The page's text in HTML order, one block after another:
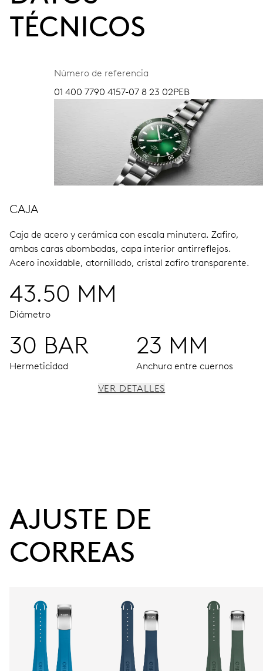
TÉCNICOS
Número de referencia
01 400 7790 4157-07 8 23 02PEB
CAJA
Caja de acero y cerámica con escala minutera. Zafiro,
ambas caras abombadas, capa interior antirreflejos.
Acero inoxidable, atornillado, cristal zafiro transparente.
43.50 MM
Diámetro
30 BAR
Hermeticidad
23 MM
Anchura entre cuernos
120 h
Reserva de marcha
CALIBRE
DIMENSIONES
Ø 30.00 mm, 13 1/4’’’
CARGA
VER DETALLES
AJUSTE DE
CORREAS